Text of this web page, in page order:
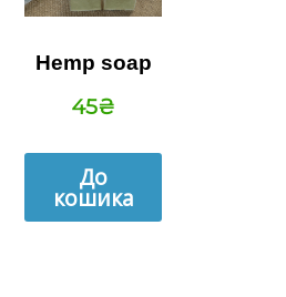
Hemp soap
45₴
До
кошика